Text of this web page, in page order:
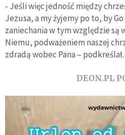
- Jeśli więc jedność między
Jezusa, a my żyjemy po to, by
zaniechania w tym względzie
Niemu, podważeniem naszej
zdradą wobec Pana – podkreślał.
DEON.PL